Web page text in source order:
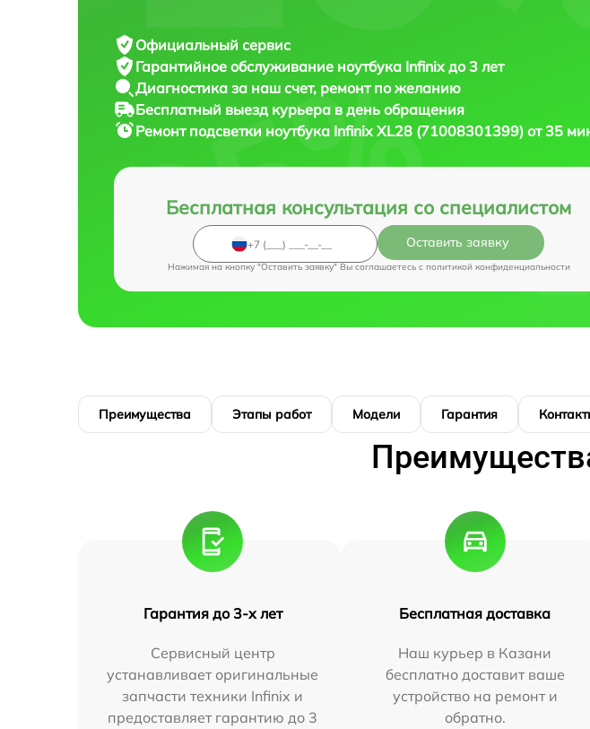
Официальный сервис
Гарантийное обслуживание ноутбука Infinix до 3 лет
Диагностика за наш счет, ремонт по желанию
Бесплатный выезд курьера в день обращения
Ремонт подсветки ноутбука Infinix XL28 (71008301399) от 35
Бесплатная консультация со специалистом
Оставить заявку
Нажимая на кнопку "Оставить заявку" Вы соглашаетесь c политикой конфиденциальности
Преимущества Этапы работ Модели Гарантия
Гарантия до 3-х лет
Сервисный центр
устанавливает оригинальные
запчасти техники Infinix и
предоставляет гарантию до 3
Бесплатная доставка
Наш курьер в Казани
бесплатно доставит ваше
устройство на ремонт и
обратно.